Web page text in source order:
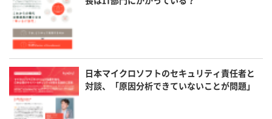
日本マイクロソフトのセキュリティ責任者と
対談、「原因分析できていないことが問題」